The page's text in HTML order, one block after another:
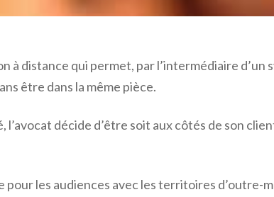
distance qui permet, par l’intermédiaire d’un
être dans la même pièce.
décide d’être soit aux côtés de son
les audiences avec les territoires d’outre-